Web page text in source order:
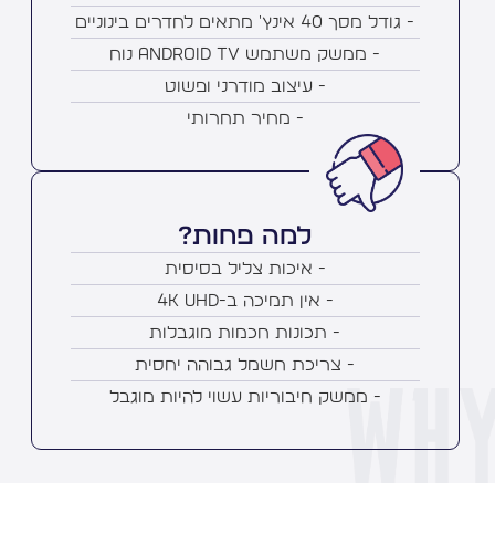
- גודל מסך 40 אינץ' מתאים לחדרים בינוניים
- ממשק משתמש Android TV נוח
- עיצוב מודרני ופשוט
- מחיר תחרותי
למה פחות?
- איכות צליל בסיסית
- אין תמיכה ב-4K UHD
- תכונות חכמות מוגבלות
- צריכת חשמל גבוהה יחסית
- ממשק חיבוריות עשוי להיות מוגבל